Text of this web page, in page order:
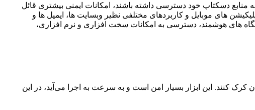
10 می توان استفاده کرد تا کاربران به راحتی به منابع دسکتاپ خود دسترسی داشته باشند، امکانات ایمنی بیشتری قائل
اتصال به اینترنت و دسترسی به اپلیکیشن های موبایل و کاربردهای مختلفی نظیر وبسایت ها، ایمیل ها و
های هوشمند، دسترسی به امکانات سخت افزاری و نرم افزاری،
کرک کنند. این ابزار بسیار امن است و به سرعت به اجرا می‌آید، در این